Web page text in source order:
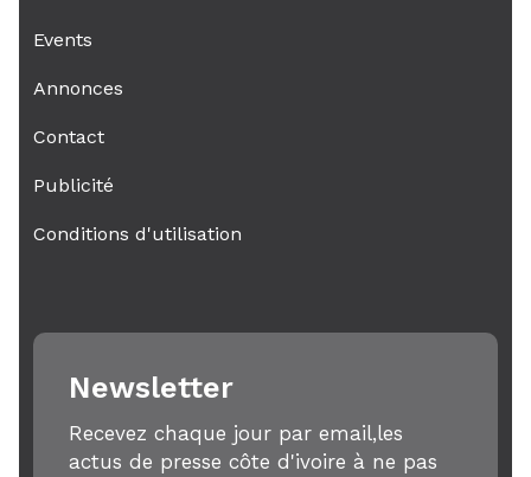
Events
Annonces
Contact
Publicité
Conditions d'utilisation
Newsletter
Recevez chaque jour par email,les
actus de presse côte d'ivoire à ne pas